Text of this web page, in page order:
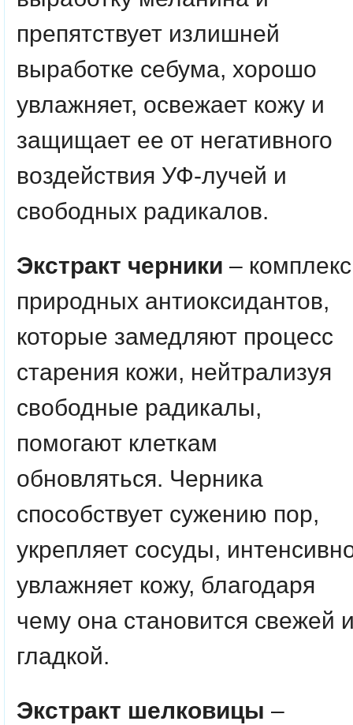
препятствует излишней
выработке себума, хорошо
увлажняет, освежает кожу и
защищает ее от негативного
воздействия УФ-лучей и
свободных радикалов.
Экстракт черники – комплекс
природных антиоксидантов,
которые замедляют процесс
старения кожи, нейтрализуя
свободные радикалы,
помогают клеткам
обновляться. Черника
способствует сужению пор,
укрепляет сосуды,
увлажняет кожу, благодаря
чему она становится свежей
гладкой.
Экстракт шелковицы –